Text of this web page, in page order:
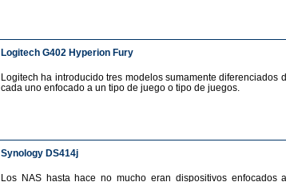
Logitech G402 Hyperion Fury
Logitech ha introducido tres modelos sumamente diferenciados
cada uno enfocado a un tipo de juego o tipo de juegos.
Synology DS414j
Los NAS hasta hace no mucho eran dispositivos enfocados